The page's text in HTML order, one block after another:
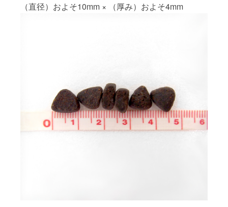
（直径）およそ10mm × （厚み）およそ4mm